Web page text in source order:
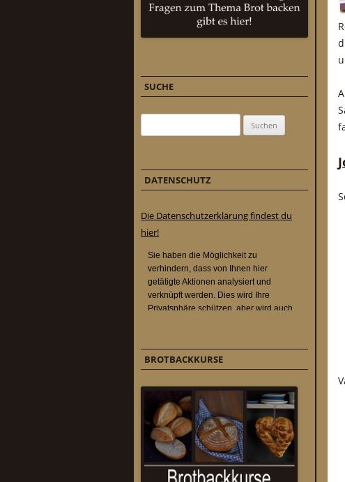
SUCHE
DATENSCHUTZ
Die Datenschutzerklärung findest du
hier!
BROTBACKKURSE